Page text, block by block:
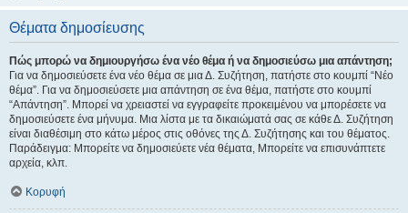
Θέματα δημοσίευσης
Πώς μπορώ να δημιουργήσω ένα νέο θέμα ή να δημοσιεύσω μια απάντηση;
Για να δημοσιεύσετε ένα νέο θέμα σε μια Δ. Συζήτηση, πατήστε στο κουμπί “Νέο
θέμα”. Για να δημοσιεύσετε μια απάντηση σε ένα θέμα, πατήστε στο κουμπί
“Απάντηση”. Μπορεί να χρειαστεί να εγγραφείτε προκειμένου να μπορέσετε να
δημοσιεύσετε ένα μήνυμα. Μια λίστα με τα δικαιώματά σας σε κάθε Δ. Συζήτηση
είναι διαθέσιμη στο κάτω μέρος στις οθόνες της Δ. Συζήτησης και του θέματος.
Παράδειγμα: Μπορείτε να δημοσιεύετε νέα θέματα, Μπορείτε να επισυνάπτετε
αρχεία, κλπ.
Κορυφή